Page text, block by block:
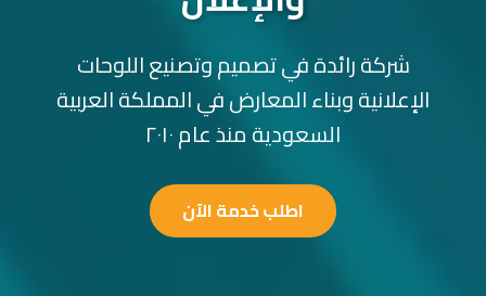
شركة رائدة في تصميم وتصنيع اللوحات
الإعلانية وبناء المعارض في المملكة العربية
السعودية منذ عام ٢٠١٠
اطلب خدمة الآن